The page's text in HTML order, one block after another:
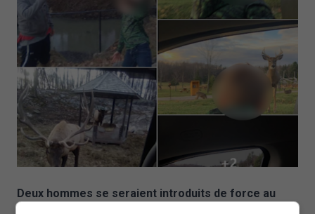
Deux hommes se seraient introduits de force au